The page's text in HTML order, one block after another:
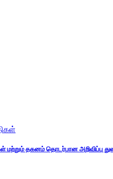
மற்றும் தகனம் தொடர்பான அறிவிப்பு